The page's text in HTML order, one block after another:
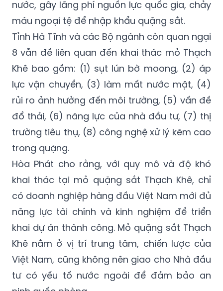
nước, gây lãng phí nguồn lực quốc gia, chảy
máu ngoại tệ để nhập khẩu quặng sắt.
Tỉnh Hà Tĩnh và các Bộ ngành còn quan ngại
8 vẫn đề liên quan đến khai thác mỏ Thạch
Khê bao gồm: (1) sụt lún bờ moong, (2) áp
lực vận chuyển, (3) làm mất nước mặt, (4)
rủi ro ảnh hưởng đến môi trường, (5) vấn đề
đổ thải, (6) năng lực của nhà đầu tư, (7) thị
trường tiêu thụ, (8) công nghệ xử lý kẽm cao
trong quặng.
Hòa Phát cho rằng, với quy mô và độ khó
khai thác tại mỏ quặng sắt Thạch Khê, chỉ
có doanh nghiệp hàng đầu Việt Nam mới đủ
năng lực tài chính và kinh nghiệm để triển
khai dự án thành công. Mỏ quặng sắt Thạch
Khê nằm ở vị trí trung tâm, chiến lược của
Việt Nam, cũng không nên giao cho Nhà đầu
tư có yếu tố nước ngoài để đảm bảo an